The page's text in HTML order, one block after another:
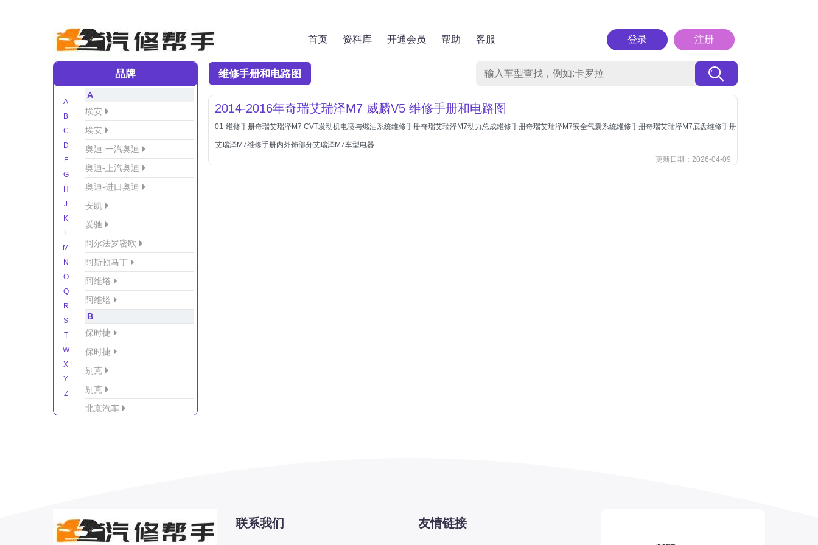
首页 资料库 开通会员 帮助 客服 登录 注册
品牌
A
B
C
D
F
G
H
J
K
L
M
N
O
Q
R
S
T
W
X
Y
Z
A
埃安
埃安
奥迪-一汽奥迪
奥迪-上汽奥迪
奥迪-进口奥迪
安凯
爱驰
阿尔法罗密欧
阿斯顿马丁
阿维塔
阿维塔
B
保时捷
保时捷
别克
别克
北京汽车
北汽幻速
北汽新能源
维修手册和电路图
2014-2016年奇瑞艾瑞泽M7 威麟V5 维修手册和电路图
01-维修手册奇瑞艾瑞泽M7 CVT发动机电喷与燃油系统维修手册奇瑞艾瑞泽M7动力总成维修手册奇瑞艾瑞泽M7安全气囊系统维修手册奇瑞艾瑞泽M7底盘维修手册
艾瑞泽M7维修手册内外饰部分艾瑞泽M7车型电器
更新日期：2026-04-09
联系我们 友情链接